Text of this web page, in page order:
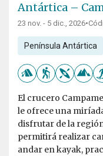
Antártica –
23 nov. - 5 dic., 2026•
Península Antártica
El crucero
le ofrece una
disfrutar de la
permitirá realizar
andar en kayak,